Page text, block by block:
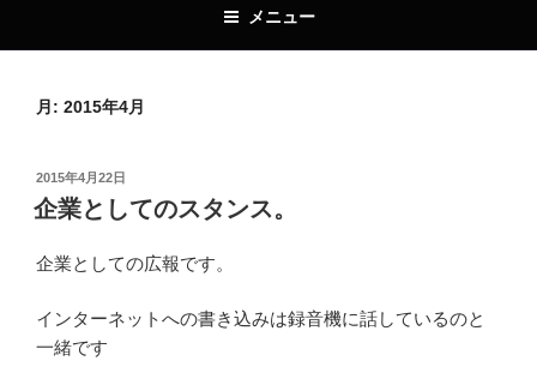
メニュー
月: 2015年4月
投
稿
日:
2015年4月22日
企業としてのスタンス。
企業としての広報です。
インターネットへの書き込みは録音機に話しているのと
一緒です